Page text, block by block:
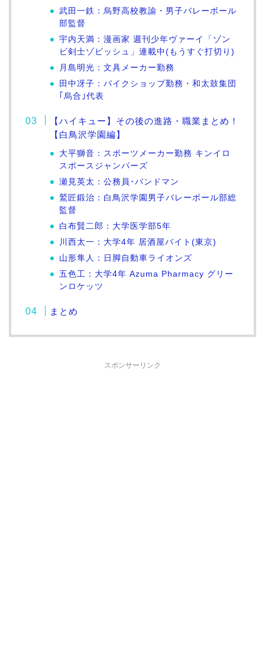
武田一鉄：烏野高校教諭・男子バレーボール
部監督
宇内天満：漫画家 週刊少年ヴァーイ「ゾン
ビ剣士ゾビッシュ」連載中(もうすぐ打切り)
月島明光：文具メーカー勤務
田中冴子：バイクショップ勤務・和太鼓集団
｢烏合｣代表
【ハイキュー】その後の進路・職業まとめ！
【白鳥沢学園編】
大平獅音：スポーツメーカー勤務 キンイロ
スポースジャンパーズ
瀬見英太：公務員･バンドマン
鷲匠鍛治：白鳥沢学園男子バレーボール部総
監督
白布賢二郎：大学医学部5年
川西太一：大学4年 居酒屋バイト(東京)
山形隼人：日脚自動車ライオンズ
五色工：大学4年 Azuma Pharmacy グリー
ンロケッツ
まとめ
スポンサーリンク